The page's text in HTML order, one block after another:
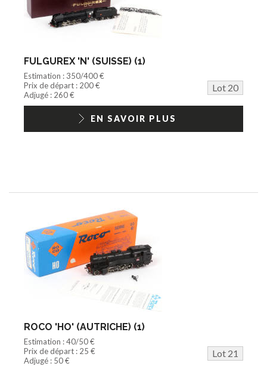
FULGUREX 'N' (SUISSE) (1)
Estimation : 350/400 €
Prix de départ : 200 €
Lot 20
Adjugé : 260 €
EN SAVOIR PLUS
ROCO 'HO' (AUTRICHE) (1)
Estimation : 40/50 €
Prix de départ : 25 €
Lot 21
Adjugé : 50 €